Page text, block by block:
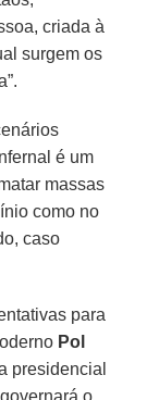
criada à
surgem os
é um
massas
como no
caso
para
Pol
presidencial
o